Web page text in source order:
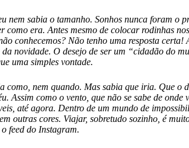
nem sabia o tamanho. Sonhos nunca foram o
como era. Antes mesmo de colocar rodinhas
conhecemos? Não tenho uma resposta
novidade. O desejo de ser um “cidadão do
uma simples vontade.
como, nem quando. Mas sabia que iria. Que o
Assim como o vento, que não se sabe de
até agora. Dentro de um mundo de
outras cores. Viajar, sobretudo sozinho, é
feed do Instagram.